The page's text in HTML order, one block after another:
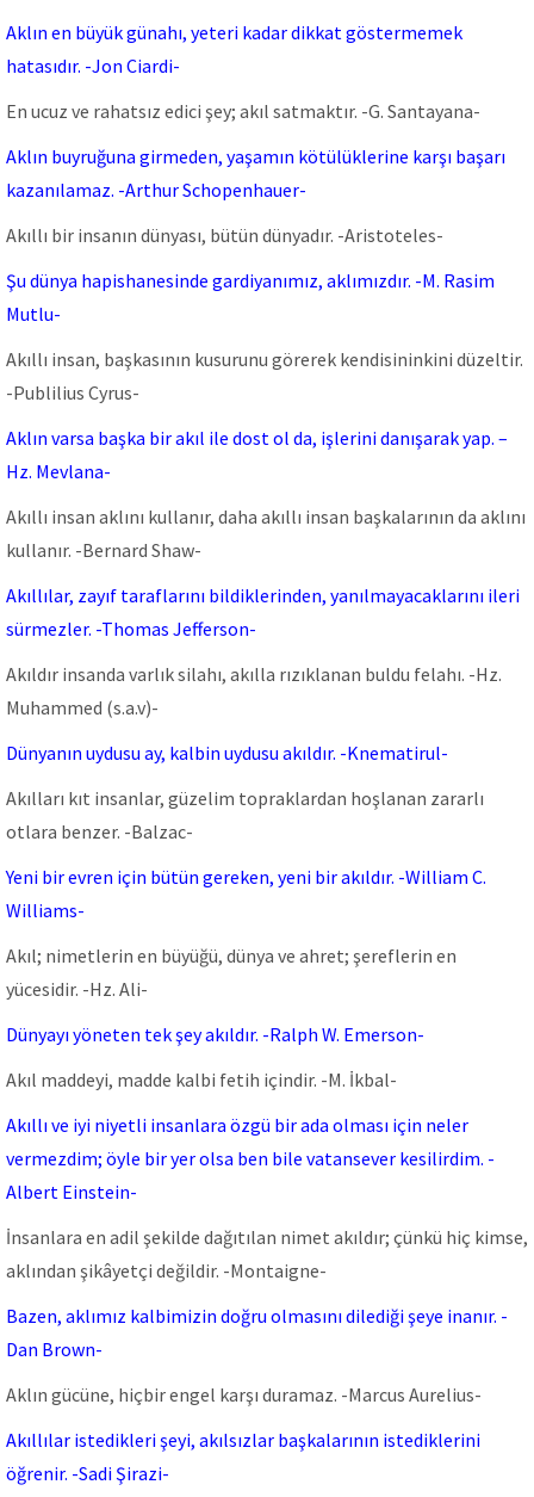
Aklın en büyük günahı, yeteri kadar dikkat göstermemek
hatasıdır. -Jon Ciardi-
En ucuz ve rahatsız edici şey; akıl satmaktır. -G. Santayana-
Aklın buyruğuna girmeden, yaşamın kötülüklerine karşı başarı
kazanılamaz. -Arthur Schopenhauer-
Akıllı bir insanın dünyası, bütün dünyadır. -Aristoteles-
Şu dünya hapishanesinde gardiyanımız, aklımızdır. -M. Rasim
Mutlu-
Akıllı insan, başkasının kusurunu görerek kendisininkini düzeltir.
-Publilius Cyrus-
Aklın varsa başka bir akıl ile dost ol da, işlerini danışarak yap. –
Hz. Mevlana-
Akıllı insan aklını kullanır, daha akıllı insan başkalarının da aklını
kullanır. -Bernard Shaw-
Akıllılar, zayıf taraflarını bildiklerinden, yanılmayacaklarını ileri
sürmezler. -Thomas Jefferson-
Akıldır insanda varlık silahı, akılla rızıklanan buldu felahı. -Hz.
Muhammed (s.a.v)-
Dünyanın uydusu ay, kalbin uydusu akıldır. -Knematirul-
Akılları kıt insanlar, güzelim topraklardan hoşlanan zararlı
otlara benzer. -Balzac-
Yeni bir evren için bütün gereken, yeni bir akıldır. -William C.
Williams-
Akıl; nimetlerin en büyüğü, dünya ve ahret; şereflerin en
yücesidir. -Hz. Ali-
Dünyayı yöneten tek şey akıldır. -Ralph W. Emerson-
Akıl maddeyi, madde kalbi fetih içindir. -M. İkbal-
Akıllı ve iyi niyetli insanlara özgü bir ada olması için neler
vermezdim; öyle bir yer olsa ben bile vatansever kesilirdim. -
Albert Einstein-
İnsanlara en adil şekilde dağıtılan nimet akıldır; çünkü hiç kimse,
aklından şikâyetçi değildir. -Montaigne-
Bazen, aklımız kalbimizin doğru olmasını dilediği şeye inanır. -
Dan Brown-
Aklın gücüne, hiçbir engel karşı duramaz. -Marcus Aurelius-
Akıllılar istedikleri şeyi, akılsızlar başkalarının istediklerini
öğrenir. -Sadi Şirazi-